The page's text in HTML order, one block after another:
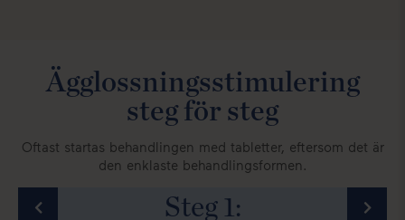
Ägglossningsstimulering
steg för steg
Oftast startas behandlingen med tabletter, eftersom det är
den enklaste behandlingsformen.
Steg 1: